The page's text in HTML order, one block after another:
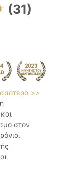
(31)
>>
στον